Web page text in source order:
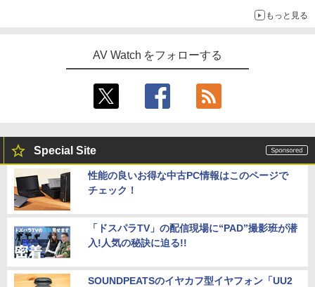
もっと見る
AV Watch をフォローする
Special Site
性能の良いお得な中古PC情報はこのページで
チェック！
「ドスパラTV」の配信現場に“PAD”撮影班が潜
入!人気の秘訣に迫る!!
SOUNDPEATSのイヤカフ型イヤフォン「UU2